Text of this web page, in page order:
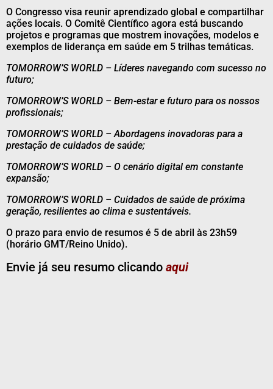
O Congresso visa reunir aprendizado global e compartilhar
ações locais. O Comitê Científico agora está buscando
projetos e programas que mostrem inovações, modelos e
exemplos de liderança em saúde em 5 trilhas temáticas.
TOMORROW’S WORLD – Líderes navegando com sucesso no
futuro;
TOMORROW’S WORLD – Bem-estar e futuro para os nossos
profissionais;
TOMORROW’S WORLD – Abordagens inovadoras para a
prestação de cuidados de saúde;
TOMORROW’S WORLD – O cenário digital em constante
expansão;
TOMORROW’S WORLD – Cuidados de saúde de próxima
geração, resilientes ao clima e sustentáveis.
O prazo para envio de resumos é 5 de abril às 23h59
(horário GMT/Reino Unido).
Envie já seu resumo clicando aqui